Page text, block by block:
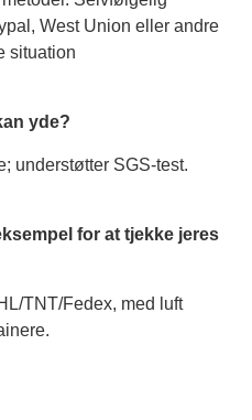
West Union eller andre
situation
yde?
understøtter SGS-test.
for at tjekke jeres
TNT/Fedex, med luft